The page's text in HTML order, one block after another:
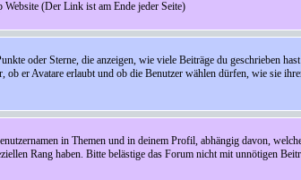
(Der Link ist am Ende jeder Seite)
oder Sterne, die anzeigen, wie viele Beiträge du geschrieben
er Avatare erlaubt und ob die Benutzer wählen dürfen, wie sie
in Themen und in deinem Profil, abhängig davon,
Rang haben. Bitte belästige das Forum nicht mit unnötigen